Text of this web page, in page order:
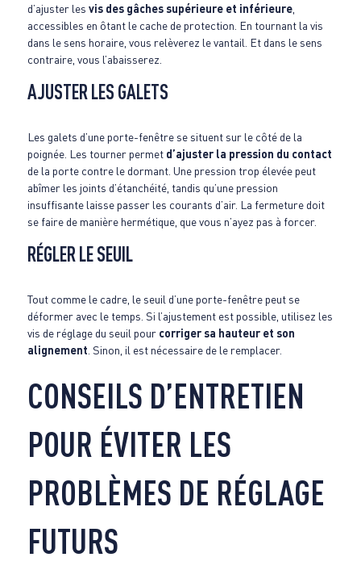
d’ajuster les vis des gâches supérieure et inférieure,
accessibles en ôtant le cache de protection. En tournant la vis
dans le sens horaire, vous relèverez le vantail. Et dans le sens
contraire, vous l’abaisserez.
AJUSTER LES GALETS
Les galets d’une porte-fenêtre se situent sur le côté de la
poignée. Les tourner permet d’ajuster la pression du contact
de la porte contre le dormant. Une pression trop élevée peut
abîmer les joints d’étanchéité, tandis qu’une pression
insuffisante laisse passer les courants d’air. La fermeture doit
se faire de manière hermétique, que vous n’ayez pas à forcer.
RÉGLER LE SEUIL
Tout comme le cadre, le seuil d’une porte-fenêtre peut se
déformer avec le temps. Si l’ajustement est possible, utilisez les
vis de réglage du seuil pour corriger sa hauteur et son
alignement . Sinon, il est nécessaire de le remplacer.
CONSEILS D’ENTRETIEN
POUR ÉVITER LES
PROBLÈMES DE RÉGLAGE
FUTURS